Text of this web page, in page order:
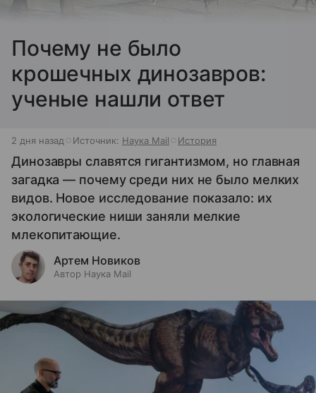
Почему не было
крошечных динозавров:
ученые нашли ответ
2 дня назад Источник: Наука Mail История
Динозавры славятся гигантизмом, но главная
загадка — почему среди них не было мелких
видов. Новое исследование показало: их
экологические ниши заняли мелкие
млекопитающие.
Артем Новиков
Автор Наука Mail